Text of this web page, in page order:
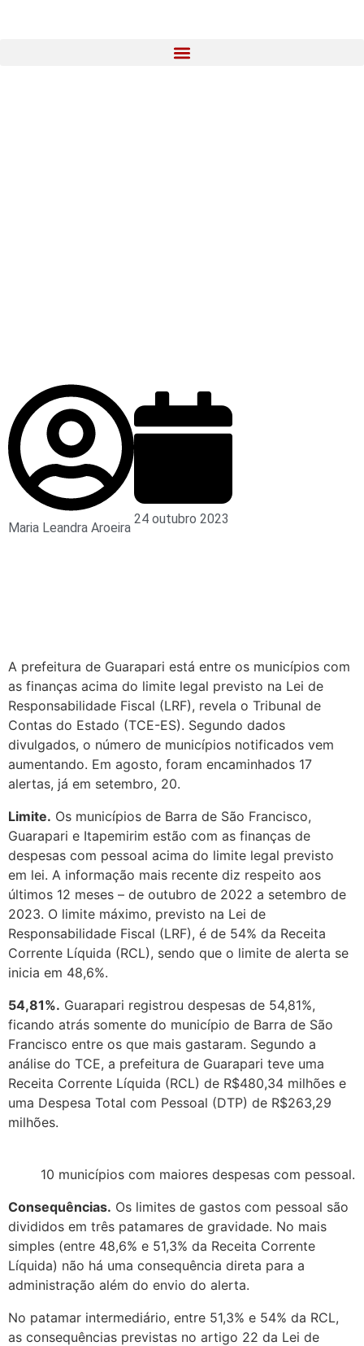
Maria Leandra Aroeira
24 outubro 2023
A prefeitura de Guarapari está entre os municípios com
as finanças acima do limite legal previsto na Lei de
Responsabilidade Fiscal (LRF), revela o Tribunal de
Contas do Estado (TCE-ES). Segundo dados
divulgados, o número de municípios notificados vem
aumentando. Em agosto, foram encaminhados 17
alertas, já em setembro, 20.
Limite. Os municípios de Barra de São Francisco,
Guarapari e Itapemirim estão com as finanças de
despesas com pessoal acima do limite legal previsto
em lei. A informação mais recente diz respeito aos
últimos 12 meses – de outubro de 2022 a setembro de
2023. O limite máximo, previsto na Lei de
Responsabilidade Fiscal (LRF), é de 54% da Receita
Corrente Líquida (RCL), sendo que o limite de alerta se
inicia em 48,6%.
54,81%. Guarapari registrou despesas de 54,81%,
ficando atrás somente do município de Barra de São
Francisco entre os que mais gastaram. Segundo a
análise do TCE, a prefeitura de Guarapari teve uma
Receita Corrente Líquida (RCL) de R$480,34 milhões e
uma Despesa Total com Pessoal (DTP) de R$263,29
milhões.
10 municípios com maiores despesas com pessoal.
Consequências. Os limites de gastos com pessoal são
divididos em três patamares de gravidade. No mais
simples (entre 48,6% e 51,3% da Receita Corrente
Líquida) não há uma consequência direta para a
administração além do envio do alerta.
No patamar intermediário, entre 51,3% e 54% da RCL,
as consequências previstas no artigo 22 da Lei de